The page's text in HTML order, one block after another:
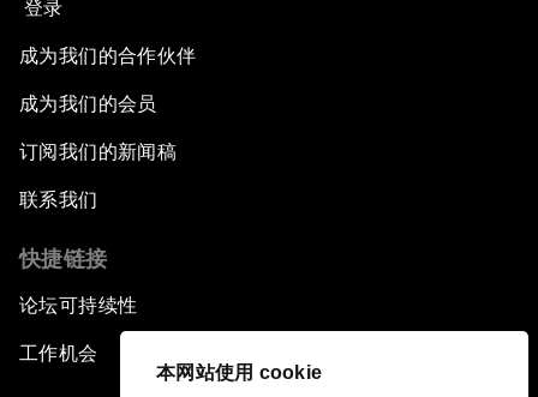
本网站使用 cookie
登录
成为我们的合作伙伴
成为我们的会员
订阅我们的新闻稿
联系我们
快捷链接
论坛可持续性
工作机会